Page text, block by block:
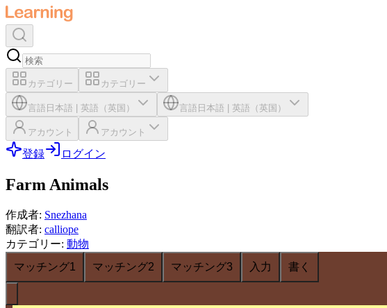
カテゴリー カテゴリー
言語 日本語 英語（英国） 言語 日本語 英語（英国）
アカウント アカウント
登録 ログイン
Farm Animals
作成者: Snezhana
翻訳者: calliope
カテゴリー: 動物
マッチング1
マッチング2 マッチング3 入力 書く